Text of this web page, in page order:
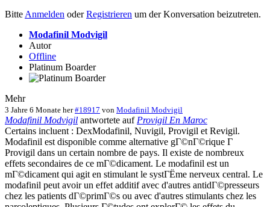
Bitte Anmelden oderRegistrieren um der Konversation beizutreten.
Modafinil Modvigil
Autor
Offline
Platinum Boarder
Mehr
3 Jahre 6 Monate her #18917 von Modafinil Modvigil
Modafinil Modvigil antwortete auf Provigil En Maroc
Certains incluent : DexModafinil, Nuvigil, Provigil et Revigil.
Modafinil est disponible comme alternative gГ©nГ©rique Г
Provigil dans un certain nombre de pays. Il existe de nombreux
effets secondaires de ce mГ©dicament. Le modafinil est un
mГ©dicament qui agit en stimulant le systГЁme nerveux central. Le
modafinil peut avoir un effet additif avec d'autres antidГ©presseurs
chez les patients dГ©primГ©s ou avec d'autres stimulants chez les